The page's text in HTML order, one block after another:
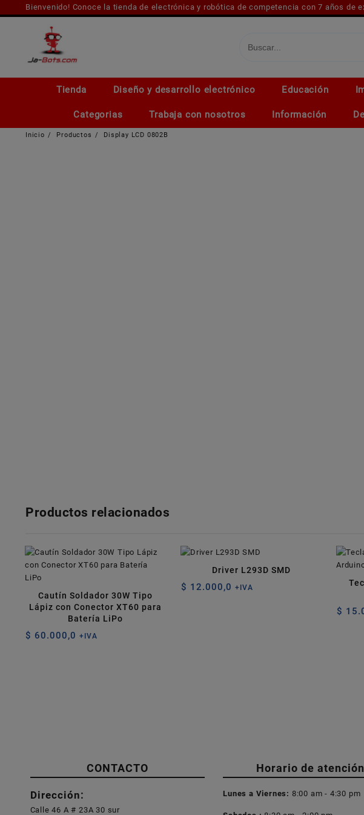
al
Bienvenido! Conoce la tienda de electrónica y robótica de competencia con 7 años de
Tienda Diseño y desarrollo electrónico Educación
Categorias Trabaja con nosotros Información
Inicio Productos Display LCD 0802B
Productos relacionados
Cautín Soldador 30W Tipo
Lápiz con Conector XT60 para
Batería LiPo
$ 60.000,0 +IVA
Driver L293D SMD
$ 12.000,0 +IVA
$
CONTACTO
Dirección:
Calle 46 A # 23A 30 sur
Horario de atención
Lunes a Viernes: 8:00 am - 4:30 pm